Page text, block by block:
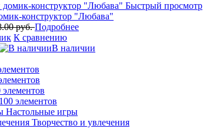
Быстрый просмотр
конструктор "Любава"
руб.Подробнее
К сравнению
В наличии
элементов
Настольные игры
Творчество и увлечения